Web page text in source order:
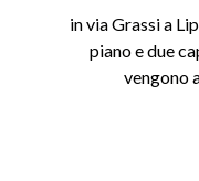
in via Grassi a
piano e due
vengono